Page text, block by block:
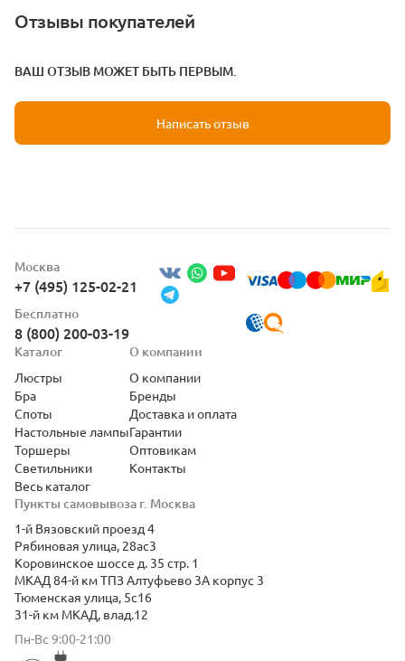
Отзывы покупателей
ВАШ ОТЗЫВ МОЖЕТ БЫТЬ ПЕРВЫМ.
Написать отзыв
Москва
+7 (495) 125-02-21
Бесплатно
8 (800) 200-03-19
Пункты самовывоза г. Москва
1-й Вязовский проезд 4
Рябиновая улица, 28ас3
Коровинское шоссе д. 35 стр. 1
МКАД 84-й км ТПЗ Алтуфьево 3А корпус 3
Тюменская улица, 5с16
31-й км МКАД, влад.12
Пн-Вс 9:00-21:00
Каталог
Люстры
Бра
Споты
Настольные лампы
Торшеры
Светильники
Весь каталог
О компании
О компании
Бренды
Доставка и оплата
Гарантии
Оптовикам
Контакты